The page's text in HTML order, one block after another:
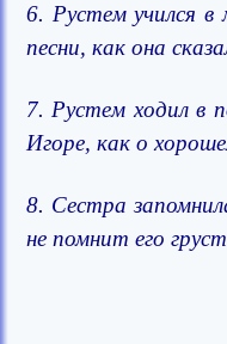
6. Рустем учился
песни, как она
7. Рустем ходил в
Игоре, как о
8. Сестра
не помнит его